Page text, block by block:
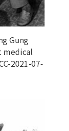
Gung
medical
2021-07-